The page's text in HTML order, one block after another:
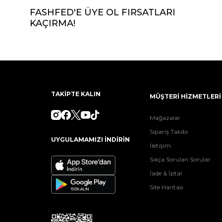
FASHFED'E ÜYE OL FIRSATLARI
KAÇIRMA!
TAKİPTE KALIN
UYGULAMAMIZI İNDİRİN
MÜŞTERİ HİZMETLERİ
Mağazalar
Sipariş Takibi
İletişim
Sıkça Sorulan Sorular
İade & İptal
Site Haritası